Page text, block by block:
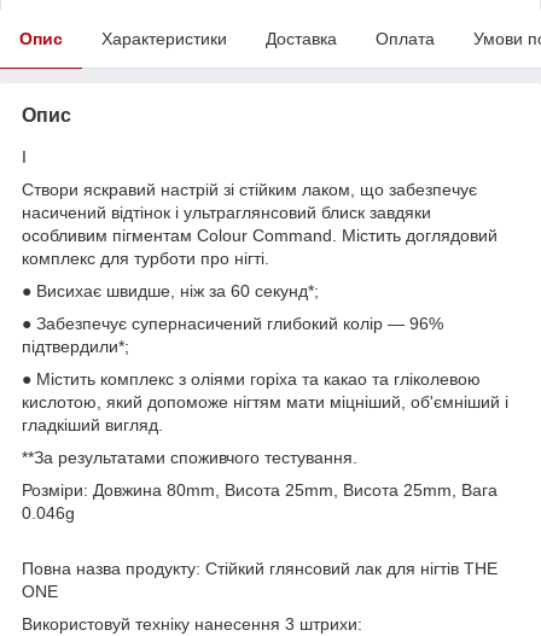
Опис Характеристики Доставка Оплата Умови
Опис
І
Створи яскравий настрій зі стійким лаком, що забезпечує
насичений відтінок і ультраглянсовий блиск завдяки
особливим пігментам Colour Command. Містить доглядовий
комплекс для турботи про нігті.
● Висихає швидше, ніж за 60 секунд*;
● Забезпечує супернасичений глибокий колір — 96%
підтвердили*;
● Містить комплекс з оліями горіха та какао та гліколевою
кислотою, який допоможе нігтям мати міцніший, об'ємніший і
гладкіший вигляд.
**За результатами споживчого тестування.
Розміри: Довжина 80mm, Висота 25mm, Висота 25mm, Вага
0.046g
Повна назва продукту: Стійкий глянсовий лак для нігтів THE
ONE
Використовуй техніку нанесення 3 штрихи: